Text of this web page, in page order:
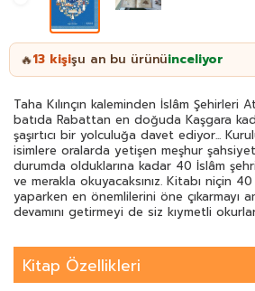
🔥13 kişişu an bu ürünüinceliyor
Taha Kılınçın kaleminden İslâm Şehirleri
batıda Rabattan en doğuda Kaşgara
şaşırtıcı bir yolculuğa davet ediyor...
isimlere oralarda yetişen meşhur
durumda olduklarına kadar 40 İslâm
ve merakla okuyacaksınız. Kitabı niçin 40
yaparken en önemlilerini öne çıkarmayı
devamını getirmeyi de siz kıymetli
Kitap Özellikleri